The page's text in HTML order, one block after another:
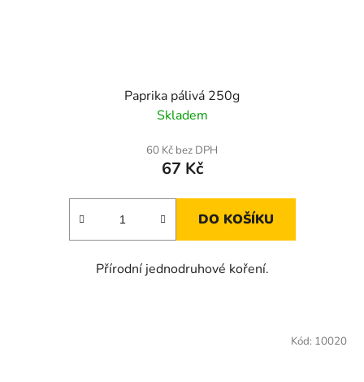
Paprika pálivá 250g
Skladem
60 Kč bez DPH
67 Kč
DO KOŠÍKU
Přírodní jednodruhové koření.
Kód: 10020